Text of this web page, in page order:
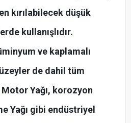
kırılabilecek düşük
kullanışlıdır.
ve kaplamalı
de dahil tüm
Yağı, korozyon
Yağı gibi endüstriyel